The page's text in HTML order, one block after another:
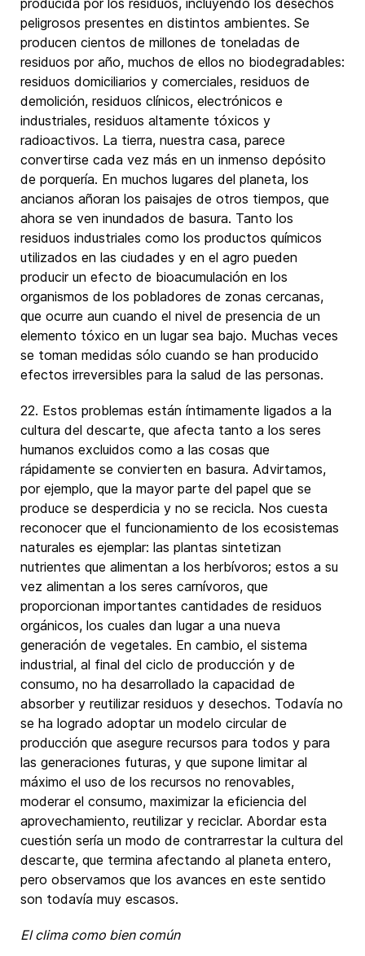
producida por los residuos, incluyendo los desechos
peligrosos presentes en distintos ambientes. Se
producen cientos de millones de toneladas de
residuos por año, muchos de ellos no biodegradables:
residuos domiciliarios y comerciales, residuos de
demolición, residuos clínicos, electrónicos e
industriales, residuos altamente tóxicos y
radioactivos. La tierra, nuestra casa, parece
convertirse cada vez más en un inmenso depósito
de porquería. En muchos lugares del planeta, los
ancianos añoran los paisajes de otros tiempos, que
ahora se ven inundados de basura. Tanto los
residuos industriales como los productos químicos
utilizados en las ciudades y en el agro pueden
producir un efecto de bioacumulación en los
organismos de los pobladores de zonas cercanas,
que ocurre aun cuando el nivel de presencia de un
elemento tóxico en un lugar sea bajo. Muchas veces
se toman medidas sólo cuando se han producido
efectos irreversibles para la salud de las personas.
22. Estos problemas están íntimamente ligados a la
cultura del descarte, que afecta tanto a los seres
humanos excluidos como a las cosas que
rápidamente se convierten en basura. Advirtamos,
por ejemplo, que la mayor parte del papel que se
produce se desperdicia y no se recicla. Nos cuesta
reconocer que el funcionamiento de los ecosistemas
naturales es ejemplar: las plantas sintetizan
nutrientes que alimentan a los herbívoros; estos a su
vez alimentan a los seres carnívoros, que
proporcionan importantes cantidades de residuos
orgánicos, los cuales dan lugar a una nueva
generación de vegetales. En cambio, el sistema
industrial, al final del ciclo de producción y de
consumo, no ha desarrollado la capacidad de
absorber y reutilizar residuos y desechos. Todavía no
se ha logrado adoptar un modelo circular de
producción que asegure recursos para todos y para
las generaciones futuras, y que supone limitar al
máximo el uso de los recursos no renovables,
moderar el consumo, maximizar la eficiencia del
aprovechamiento, reutilizar y reciclar. Abordar esta
cuestión sería un modo de contrarrestar la cultura del
descarte, que termina afectando al planeta entero,
pero observamos que los avances en este sentido
son todavía muy escasos.
El clima como bien común